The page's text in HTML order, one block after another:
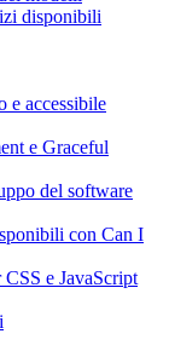
disponibili
e accessibile
e Graceful
del software
con Can I
e JavaScript